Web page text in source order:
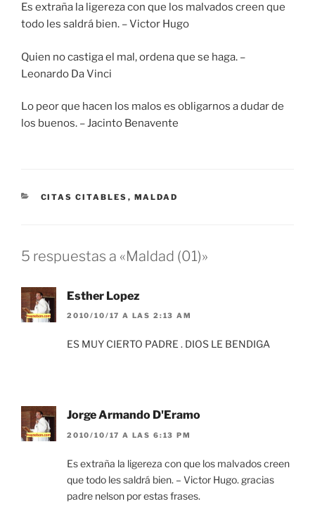
Es extraña la ligereza con que los malvados creen que
todo les saldrá bien. – Victor Hugo
Quien no castiga el mal, ordena que se haga. –
Leonardo Da Vinci
Lo peor que hacen los malos es obligarnos a dudar de
los buenos. – Jacinto Benavente
CATEGORÍAS
CITAS CITABLES , MALDAD
5 respuestas a «Maldad (01)»
Esther Lopez
2010/10/17 A LAS 2:13 AM
ES MUY CIERTO PADRE . DIOS LE BENDIGA
Jorge Armando D'Eramo
2010/10/17 A LAS 6:13 PM
Es extraña la ligereza con que los malvados creen
que todo les saldrá bien. – Victor Hugo. gracias
padre nelson por estas frases.